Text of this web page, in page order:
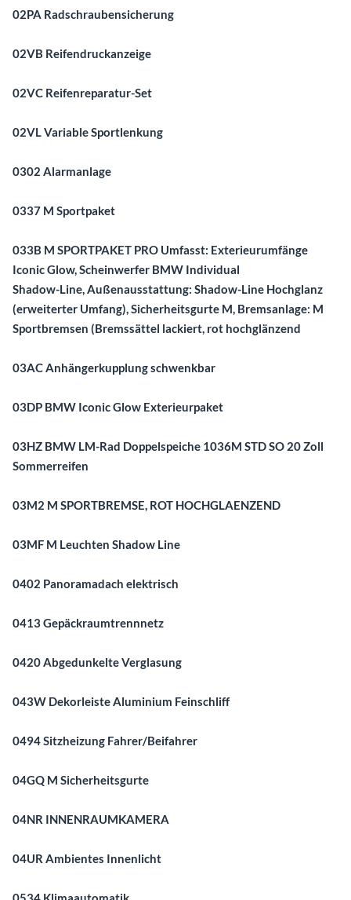
02PA Radschraubensicherung
02VB Reifendruckanzeige
02VC Reifenreparatur-Set
02VL Variable Sportlenkung
0302 Alarmanlage
0337 M Sportpaket
033B M SPORTPAKET PRO Umfasst: Exterieurumfänge
Iconic Glow, Scheinwerfer BMW Individual
Shadow-Line, Außenausstattung: Shadow-Line Hochglanz
(erweiterter Umfang), Sicherheitsgurte M, Bremsanlage: M
Sportbremsen (Bremssättel lackiert, rot hochglänzend
03AC Anhängerkupplung schwenkbar
03DP BMW Iconic Glow Exterieurpaket
03HZ BMW LM-Rad Doppelspeiche 1036M STD SO 20 Zoll
Sommerreifen
03M2 M SPORTBREMSE, ROT HOCHGLAENZEND
03MF M Leuchten Shadow Line
0402 Panoramadach elektrisch
0413 Gepäckraumtrennnetz
0420 Abgedunkelte Verglasung
043W Dekorleiste Aluminium Feinschliff
0494 Sitzheizung Fahrer/Beifahrer
04GQ M Sicherheitsgurte
04NR INNENRAUMKAMERA
04UR Ambientes Innenlicht